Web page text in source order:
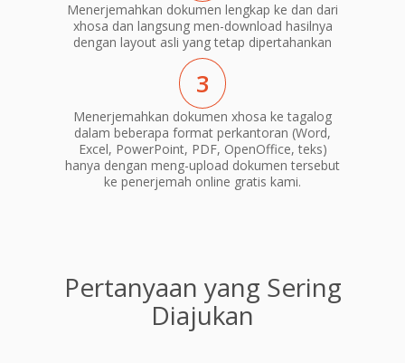
Menerjemahkan dokumen lengkap ke dan dari
xhosa dan langsung men-download hasilnya
dengan layout asli yang tetap dipertahankan
3
Menerjemahkan dokumen xhosa ke tagalog
dalam beberapa format perkantoran (Word,
Excel, PowerPoint, PDF, OpenOffice, teks)
hanya dengan meng-upload dokumen tersebut
ke penerjemah online gratis kami.
Pertanyaan yang Sering
Diajukan